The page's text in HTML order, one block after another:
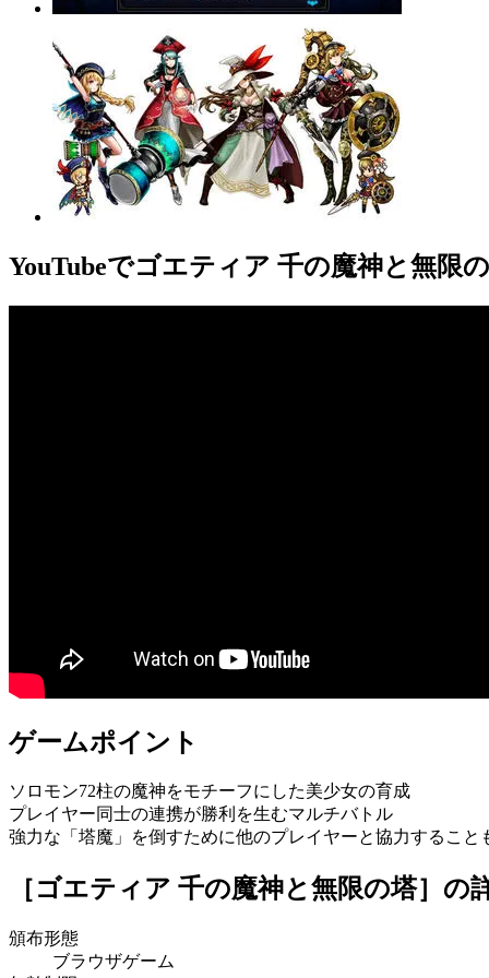
YouTubeでゴエティア 千の魔神と無限
ゲームポイント
ソロモン72柱の魔神をモチーフにした美少女の育成
プレイヤー同士の連携が勝利を生むマルチバトル
強力な「塔魔」を倒すために他のプレイヤーと協力すること
［ゴエティア 千の魔神と無限の塔］ の
頒布形態
ブラウザゲーム